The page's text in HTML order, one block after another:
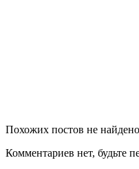
Похожих постов не найдено
Комментариев нет, будьте